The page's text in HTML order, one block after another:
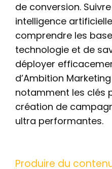
de conversion.
intelligence
comprendre les
technologie et de
déployer
d’Ambition
notamment les clés
création de
ultra performantes.
Produire du